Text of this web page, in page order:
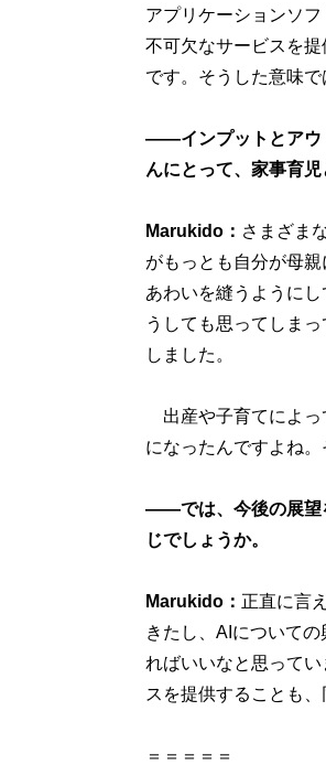
アプリケーションソ
不可欠なサービスを
です。そうした意味
――インプットとアウ
んにとって、家事育
Marukido： さまざま
がもっとも自分が母
あわいを縫うように
うしても思ってしま
しました。
出産や子育てによっ
になったんですよね
――では、今後の展望
じでしょうか。
Marukido： 正直に言
きたし、AIについて
ればいいなと思って
スを提供することも
＝＝＝＝＝